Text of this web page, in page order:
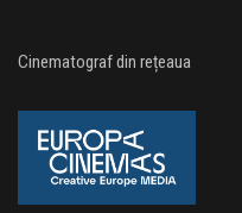
Cinematograf din rețeaua